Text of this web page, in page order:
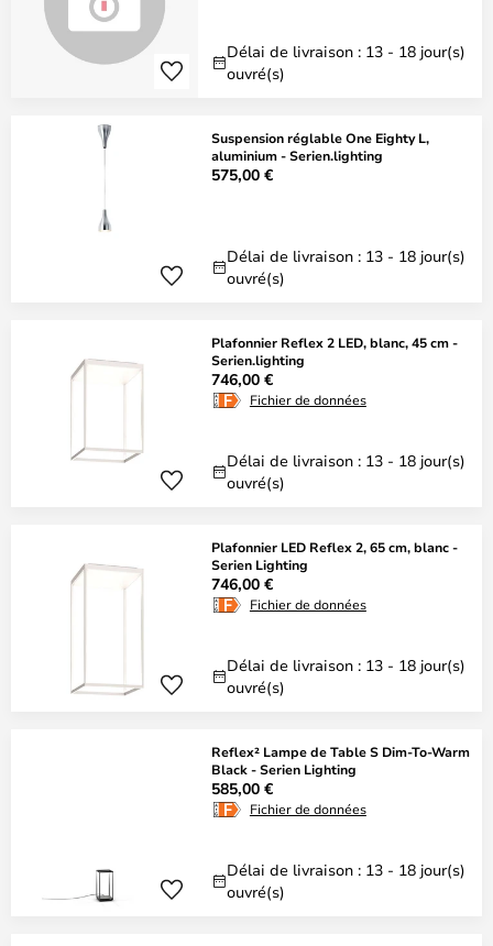
Délai de livraison : 13 - 18 jour(s)
ouvré(s)
Suspension réglable One Eighty L,
aluminium - Serien.lighting
575,00 €
Délai de livraison : 13 - 18 jour(s)
ouvré(s)
Plafonnier Reflex 2 LED, blanc, 45 cm -
Serien.lighting
746,00 €
Fichier de données
Délai de livraison : 13 - 18 jour(s)
ouvré(s)
Plafonnier LED Reflex 2, 65 cm, blanc -
Serien Lighting
746,00 €
Fichier de données
Délai de livraison : 13 - 18 jour(s)
ouvré(s)
Reflex² Lampe de Table S Dim-To-Warm
Black - Serien Lighting
585,00 €
Fichier de données
Délai de livraison : 13 - 18 jour(s)
ouvré(s)